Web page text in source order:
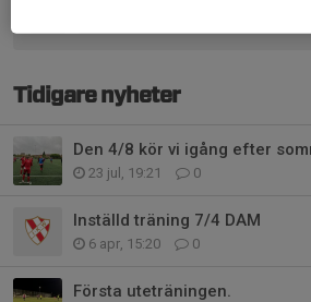
Tidigare nyheter
Den 4/8 kör vi igång efter
23 jul, 19:21 0
Inställd träning 7/4 DAM
6 apr, 15:20 0
Första uteträningen.